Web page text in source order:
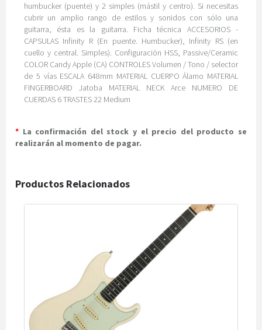
humbucker (puente) y 2 simples (mástil y centro). Si necesitas
cubrir un amplio rango de estilos y sonidos con sólo una
guitarra, ésta es la guitarra. Ficha técnica ACCESORIOS -
CAPSULAS Infinity R (En puente. Humbucker), Infinity RS (en
cuello y central. Simples). Configuración HSS, Passive/Ceramic
COLOR Candy Apple (CA) CONTROLES Volumen / Tono / selector
de 5 vías ESCALA 648mm MATERIAL CUERPO Álamo MATERIAL
FINGERBOARD Jatoba MATERIAL NECK Arce NUMERO DE
CUERDAS 6 TRASTES 22 Medium
* La confirmación del stock y el precio del producto se
realizarán al momento de pagar.
Productos Relacionados